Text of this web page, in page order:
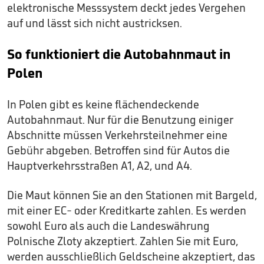
elektronische Messsystem deckt jedes Vergehen
auf und lässt sich nicht austricksen.
So funktioniert die Autobahnmaut in
Polen
In Polen gibt es keine flächendeckende
Autobahnmaut. Nur für die Benutzung einiger
Abschnitte müssen Verkehrsteilnehmer eine
Gebühr abgeben. Betroffen sind für Autos die
Hauptverkehrsstraßen A1, A2, und A4.
Die Maut können Sie an den Stationen mit Bargeld,
mit einer EC- oder Kreditkarte zahlen. Es werden
sowohl Euro als auch die Landeswährung
Polnische Zloty akzeptiert. Zahlen Sie mit Euro,
werden ausschließlich Geldscheine akzeptiert, das